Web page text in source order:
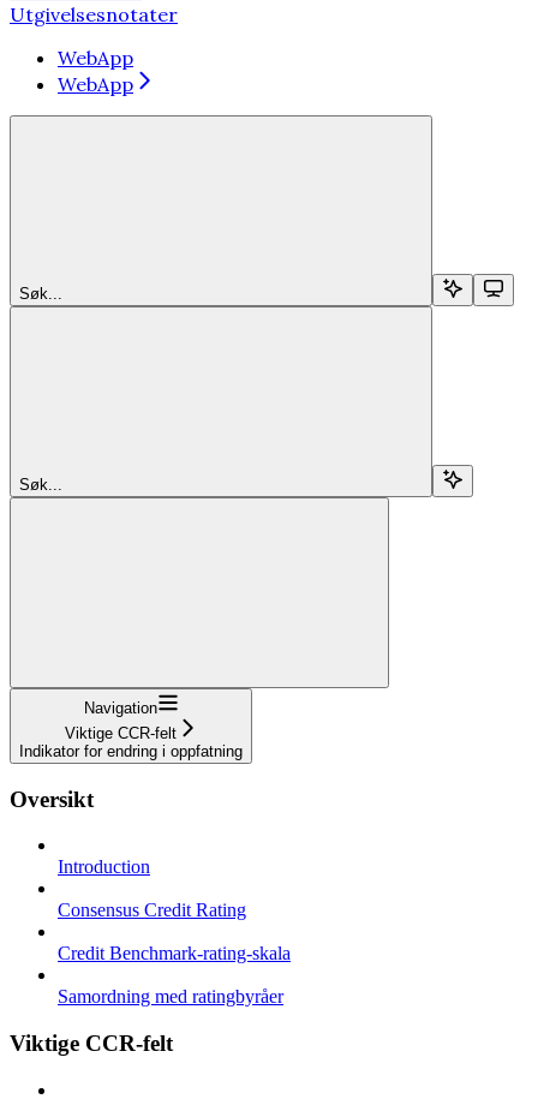
Utgivelsesnotater
WebApp
WebApp
Søk...
Søk...
Navigation
Viktige CCR-felt
Indikator for endring i oppfatning
Oversikt
Introduction
Consensus Credit Rating
Credit Benchmark-rating-skala
Samordning med ratingbyråer
Viktige CCR-felt